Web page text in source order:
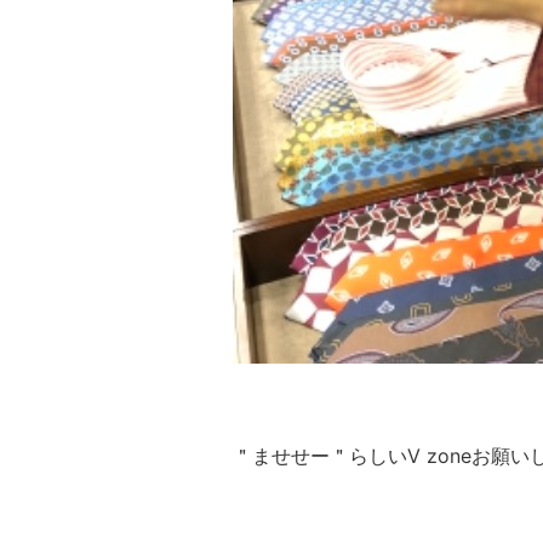
＂ませせー＂らしいV zoneお願い